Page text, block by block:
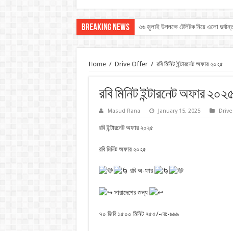
Breaking News ৩৬ জুলাই উপলক্ষে টেলিটক নিয়ে এলো
Home / Drive Offer / রবি মিনিট ইন্টারনেট অফার ২০২৫
রবি মিনিট ইন্টারনেট অফার ২০২৫
Masud Rana January 15, 2025
রবি ইন্টারনেট অফার ২০২৫
রবি মিনিট অফার ২০২৫
রবি অ-ফার
সারাদেশের জন্য
৭০ জিবি ১৫০০ মিনিট ৭৫৫/-রে:-৯৯৯